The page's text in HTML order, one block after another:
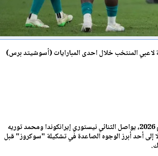
لاعبي المنتخب خلال احدى المبارايات (أسوشيتد برس)
من مخيمات اللجوء في أفريقيا إلى ملاعب كأس العالم 2026، يواصل الثنائي نيستوري إيرانكوندا ومحمد توريه
إلى أحد أبرز الوجوه الصاعدة في تشكيلة "سوكروز" قبل